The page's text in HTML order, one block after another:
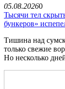
05.08.20260
Тысячи тел
бункеров»
Тишина над
только свежие
Но несколько